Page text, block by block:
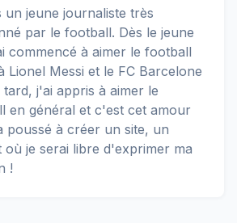
un jeune journaliste très
par le football. Dès le jeune
commencé à aimer le football
Lionel Messi et le FC Barcelone
j'ai appris à aimer le
en général et c'est cet amour
poussé à créer un site, un
où je serai libre d'exprimer ma
!